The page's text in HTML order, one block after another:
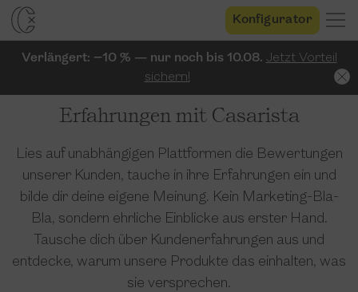
Konfigurator
Verlängert: −10 % — nur noch bis 10.08. Jetzt Vorteil
sichern!
Erfahrungen mit Casarista
Lies auf unabhängigen Plattformen die Bewertungen
unserer Kunden, tauche in ihre Erfahrungen ein und
bilde dir deine eigene Meinung. Kein Marketing-Bla-
Bla, sondern ehrliche Einblicke aus erster Hand.
Tausche dich über Kundenerfahrungen aus und
entdecke, warum unsere Produkte das einhalten, was
sie versprechen.